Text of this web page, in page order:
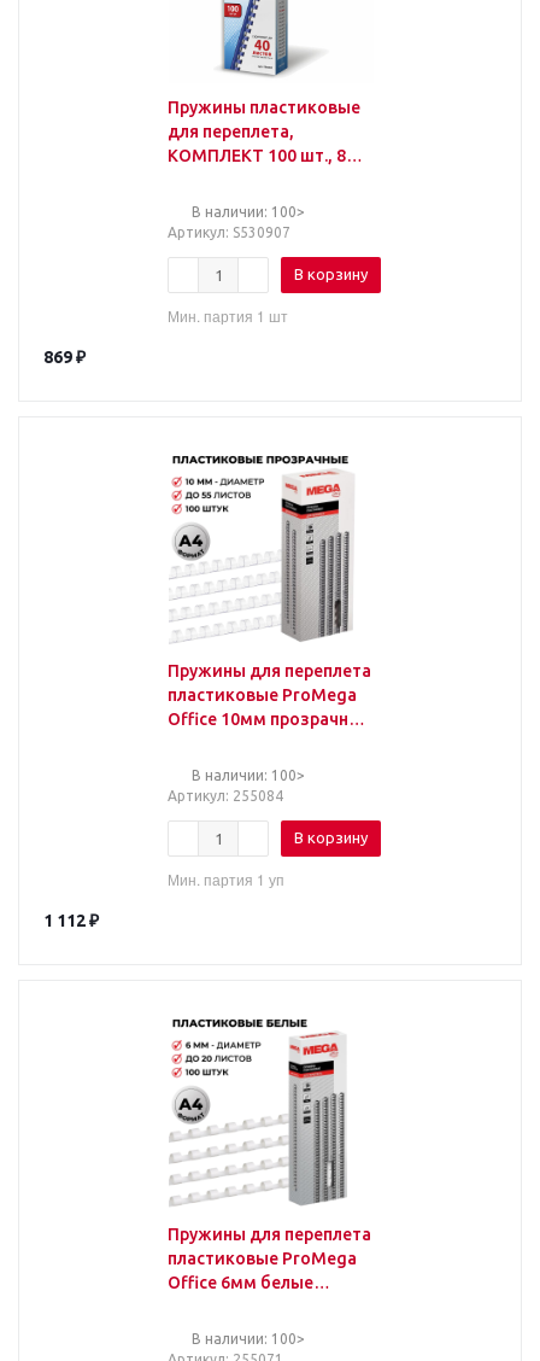
Пружины пластиковые
для переплета,
КОМПЛЕКТ 100 шт., 8
л.), синие, BRAUBERG,
В наличии: 100>
Артикул: S530907
В корзину
Мин. партия 1 шт
869₽
Пружины для переплета
пластиковые ProMega
Office 10мм прозрачные
В наличии: 100>
Артикул: 255084
В корзину
Мин. партия 1 уп
1 112₽
Пружины для переплета
пластиковые ProMega
Office 6мм белые
В наличии: 100>